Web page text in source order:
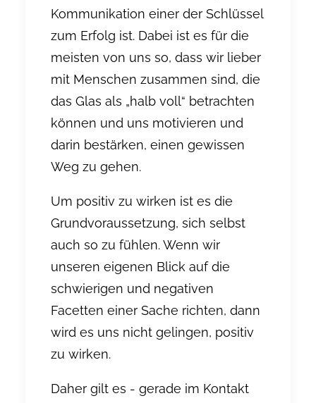
Kommunikation einer der Schlüssel
zum Erfolg ist. Dabei ist es für die
meisten von uns so, dass wir lieber
mit Menschen zusammen sind, die
das Glas als „halb voll“ betrachten
können und uns motivieren und
darin bestärken, einen gewissen
Weg zu gehen.
Um positiv zu wirken ist es die
Grundvoraussetzung, sich selbst
auch so zu fühlen. Wenn wir
unseren eigenen Blick auf die
schwierigen und negativen
Facetten einer Sache richten, dann
wird es uns nicht gelingen, positiv
zu wirken.
Daher gilt es - gerade im Kontakt